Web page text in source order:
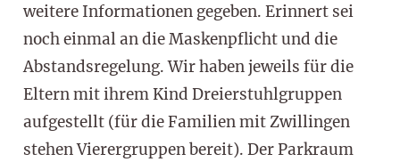
weitere Informationen gegeben. Erinnert sei
noch einmal an die Maskenpflicht und die
Abstandsregelung. Wir haben jeweils für die
Eltern mit ihrem Kind Dreierstuhlgruppen
aufgestellt (für die Familien mit Zwillingen
stehen Vierergruppen bereit). Der Parkraum